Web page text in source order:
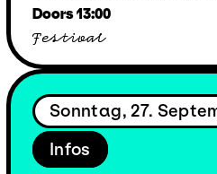
Doors 13:00
Festival
Sonntag, 27.
Infos